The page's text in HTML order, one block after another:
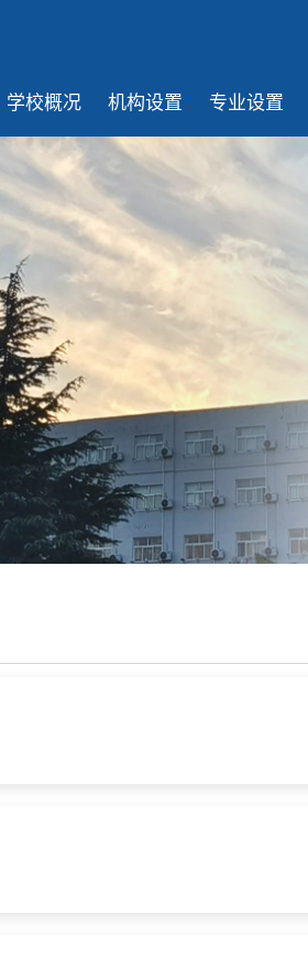
学校概况 机构设置 专业设置